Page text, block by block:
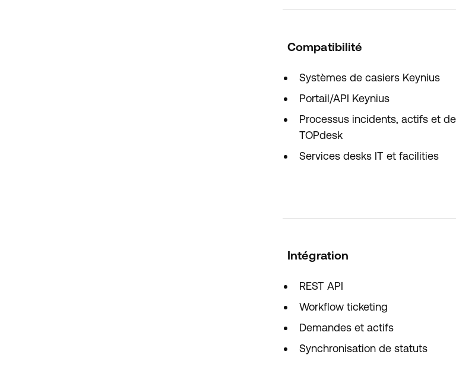
Compatibilité
Systèmes de casiers Keynius
Portail/API Keynius
Processus incidents, actifs et
TOPdesk
Services desks IT et facilities
Intégration
REST API
Workflow ticketing
Demandes et actifs
Synchronisation de statuts